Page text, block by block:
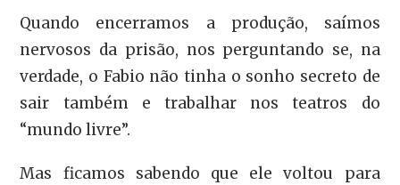
Quando encerramos a produção, saímos
nervosos da prisão, nos perguntando se, na
verdade, o Fabio não tinha o sonho secreto de
sair também e trabalhar nos teatros do
“mundo livre”.
Mas ficamos sabendo que ele voltou para